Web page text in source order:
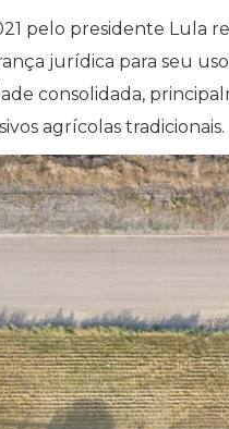
pelo presidente Lula
jurídica para seu
consolidada,
agrícolas tradicionais.